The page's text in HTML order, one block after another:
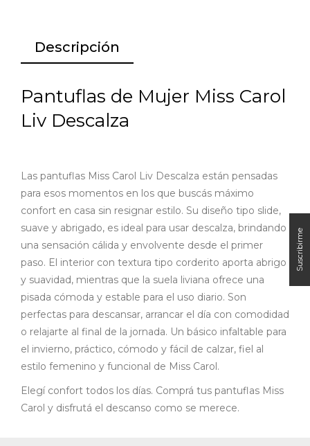
Descripción
Pantuflas de Mujer Miss Carol
Liv Descalza
Las pantuflas Miss Carol Liv Descalza están pensadas
para esos momentos en los que buscás máximo
confort en casa sin resignar estilo. Su diseño tipo slide,
suave y abrigado, es ideal para usar descalza, brindando
una sensación cálida y envolvente desde el primer
paso. El interior con textura tipo corderito aporta abrigo
y suavidad, mientras que la suela liviana ofrece una
pisada cómoda y estable para el uso diario. Son
perfectas para descansar, arrancar el día con comodidad
o relajarte al final de la jornada. Un básico infaltable para
el invierno, práctico, cómodo y fácil de calzar, fiel al
estilo femenino y funcional de Miss Carol.
Elegí confort todos los días. Comprá tus pantuflas Miss
Carol y disfrutá el descanso como se merece.